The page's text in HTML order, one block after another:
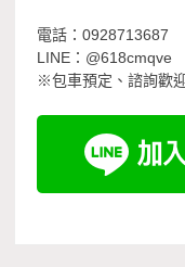
電話：0928713687
LINE：@618cmqve
※包車預定、諮詢歡